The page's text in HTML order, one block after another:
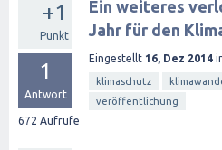
+1
Punkt
1
Antwort
672 Aufrufe
Ein weiteres
Jahr für den
Eingestellt 16, Dez 2014
klimaschutz
veröffentlichung